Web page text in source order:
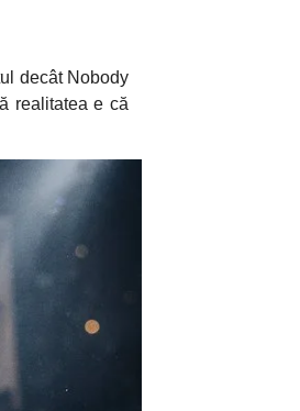
decât Nobody
realitatea e că